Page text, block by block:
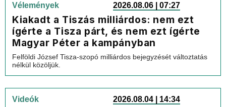
Vélemények 2026.08.06 | 07:27
Kiakadt a Tiszás milliárdos: nem ezt
ígérte a Tisza párt, és nem ezt ígérte
Magyar Péter a kampányban
Felföldi József Tisza-szopó milliárdos bejegyzését változtatás
nélkül közöljük.
Videók 2026.08.04 | 14:34